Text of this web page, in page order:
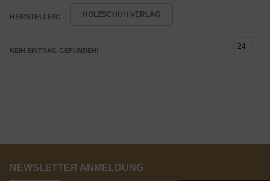
HERSTELLER: HOLZSCHUH VERLAG
KEIN EINTRAG GEFUNDEN!
NEWSLETTER ANMELDUNG